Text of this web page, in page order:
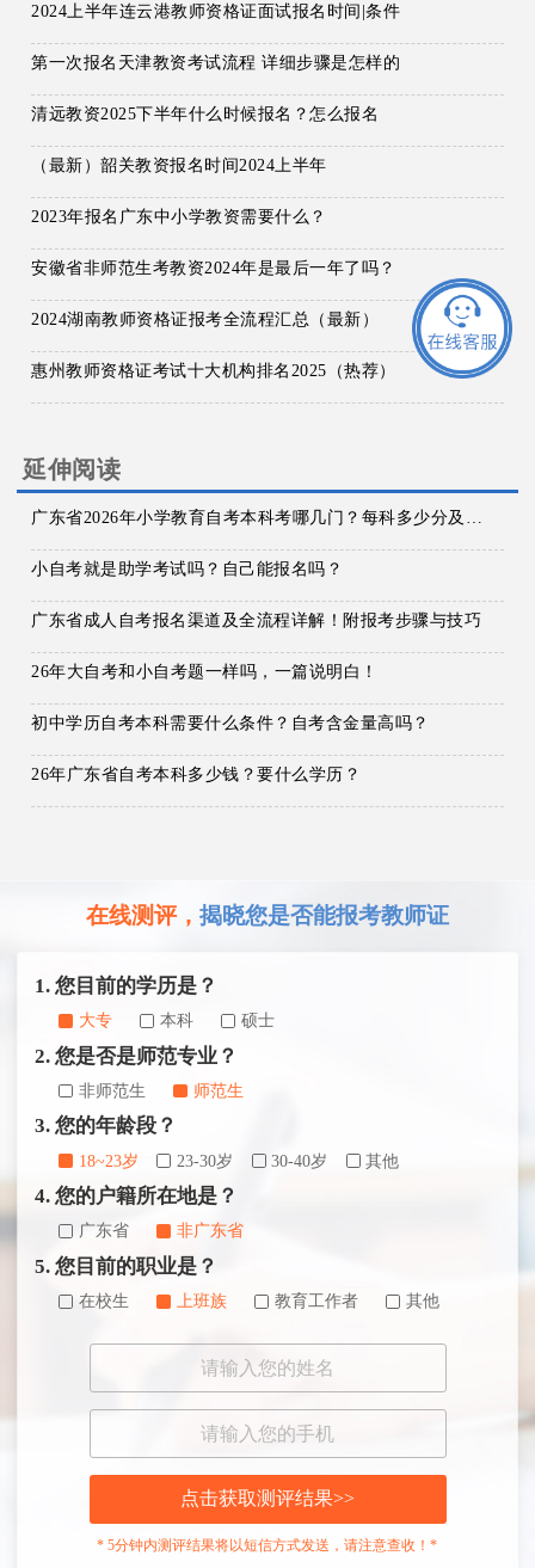
2024上半年连云港教师资格证面试报名时间|条件
第一次报名天津教资考试流程 详细步骤是怎样的
清远教资2025下半年什么时候报名？怎么报名
（最新）韶关教资报名时间2024上半年
2023年报名广东中小学教资需要什么？
安徽省非师范生考教资2024年是最后一年了吗？
2024湖南教师资格证报考全流程汇总（最新）
惠州教师资格证考试十大机构排名2025（热荐）
延伸阅读
小自考就是助学考试吗？自己能报名吗？
广东省成人自考报名渠道及全流程详解！附报考步骤与技巧
26年大自考和小自考题一样吗，一篇说明白！
初中学历自考本科需要什么条件？自考含金量高吗？
26年广东省自考本科多少钱？要什么学历？
在线测评， 揭晓您是否能报考教师证
1. 您目前的学历是？
大专 本科 硕士
2. 您是否是师范专业？
非师范生 师范生
3. 您的年龄段？
18~23岁 23-30岁 30-40岁 其他
4. 您的户籍所在地是？
广东省 非广东省
5. 您目前的职业是？
在校生 上班族 教育工作者 其他
点击获取测评结果>>
* 5分钟内测评结果将以短信方式发送，请注意查收！*